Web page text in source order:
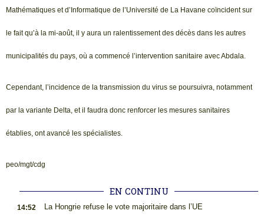
Mathématiques et d’Informatique de l’Université de La Havane coïncident sur
le fait qu’à la mi-août, il y aura un ralentissement des décès dans les autres
municipalités du pays, où a commencé l’intervention sanitaire avec Abdala.
Cependant, l’incidence de la transmission du virus se poursuivra, notamment
par la variante Delta, et il faudra donc renforcer les mesures sanitaires
établies, ont avancé les spécialistes.
peo/mgt/cdg
EN CONTINU
14:52 La Hongrie refuse le vote majoritaire dans l’UE